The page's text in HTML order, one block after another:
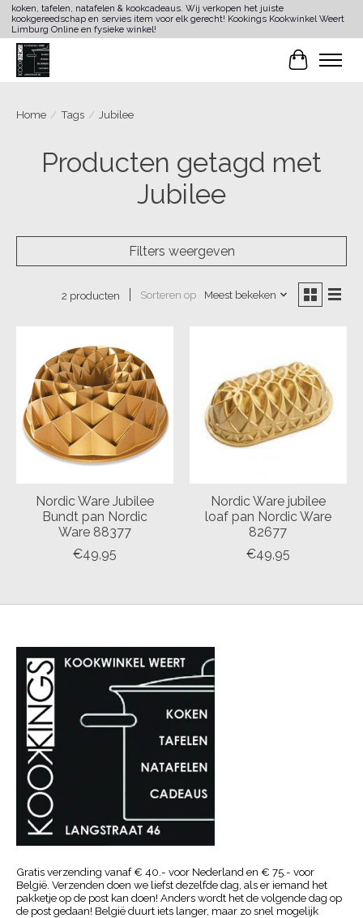
koken, tafelen, natafelen & kookcadeaus. Wij verkopen het juiste
kookgereedschap en servies item voor elk gerecht! Kookings Kookwinkel Weert
Limburg Online en fysieke winkel!
Home / Tags / Jubilee
Producten getagd met
Jubilee
Filters weergeven
2 producten Sorteren op Meest bekeken
Nordic Ware Jubilee
Bundt pan Nordic
Ware 88377
€49,95
Nordic Ware jubilee
loaf pan Nordic Ware
82677
€49,95
Gratis verzending vanaf € 40.- voor Nederland en € 75.- voor
België. Verzenden doen we liefst dezelfde dag, als er iemand het
pakketje op de post kan doen! Anders wordt het de volgende dag op
de post gedaan! België duurt iets langer, maar zo snel mogelijk